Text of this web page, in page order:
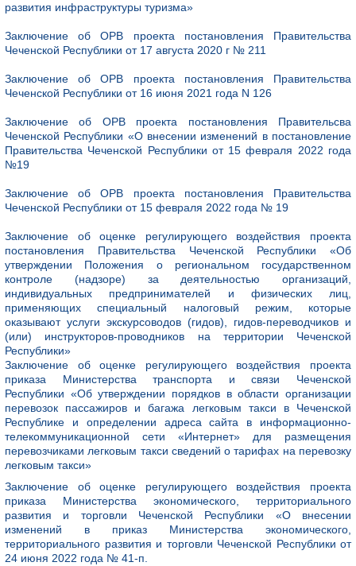
развития инфраструктуры туризма»
Заключение об ОРВ проекта постановления Правительства
Чеченской Республики от 17 августа 2020 г № 211
Заключение об ОРВ проекта постановления Правительства
Чеченской Республики от 16 июня 2021 года N 126
Заключение об ОРВ проекта постановления Правительсва
Чеченской Республики «О внесении изменений в постановление
Правительства Чеченской Республики от 15 февраля 2022 года
№19
Заключение об ОРВ проекта постановления Правительства
Чеченской Республики от 15 февраля 2022 года № 19
Заключение об оценке регулирующего воздействия проекта
постановления Правительства Чеченской Республики «Об
утверждении Положения о региональном государственном
контроле (надзоре) за деятельностью организаций,
индивидуальных предпринимателей и физических лиц,
применяющих специальный налоговый режим, которые
оказывают услуги экскурсоводов (гидов), гидов-переводчиков и
(или) инструкторов-проводников на территории Чеченской
Республики»
Заключение об оценке регулирующего воздействия проекта
приказа Министерства транспорта и связи Чеченской
Республики «Об утверждении порядков в области организации
перевозок пассажиров и багажа легковым такси в Чеченской
Республике и определении адреса сайта в информационно-
телекоммуникационной сети «Интернет» для размещения
перевозчиками легковым такси сведений о тарифах на перевозку
легковым такси»
Заключение об оценке регулирующего воздействия проекта
приказа Министерства экономического, территориального
развития и торговли Чеченской Республики «О внесении
изменений в приказ Министерства экономического,
территориального развития и торговли Чеченской Республики от
24 июня 2022 года № 41-п.